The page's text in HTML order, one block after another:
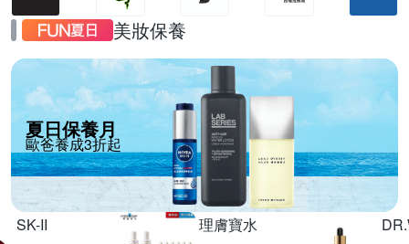
美妝保養
夏日保養月
歐爸養成3折起
SK-II
理膚寶水